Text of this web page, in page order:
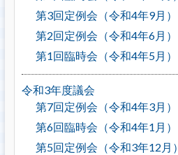
第3回定例会（令和4年9月）
第2回定例会（令和4年6月）
第1回臨時会（令和4年5月）
令和3年度議会
第7回定例会（令和4年3月）
第6回臨時会（令和4年1月）
第5回定例会（令和3年12月）